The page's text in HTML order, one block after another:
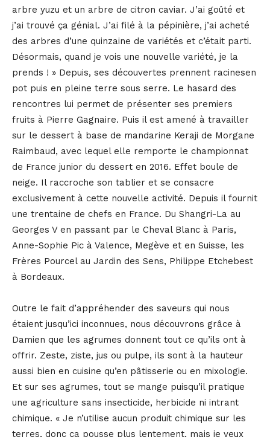
arbre yuzu et un arbre de citron caviar. J’ai goûté et
j’ai trouvé ça génial. J’ai filé à la pépinière, j’ai acheté
des arbres d’une quinzaine de variétés et c’était parti.
Désormais, quand je vois une nouvelle variété, je la
prends ! » Depuis, ses découvertes prennent racinesen
pot puis en pleine terre sous serre. Le hasard des
rencontres lui permet de présenter ses premiers
fruits à Pierre Gagnaire. Puis il est amené à travailler
sur le dessert à base de mandarine Keraji de Morgane
Raimbaud, avec lequel elle remporte le championnat
de France junior du dessert en 2016. Effet boule de
neige. Il raccroche son tablier et se consacre
exclusivement à cette nouvelle activité. Depuis il fournit
une trentaine de chefs en France. Du Shangri-La au
Georges V en passant par le Cheval Blanc à Paris,
Anne-Sophie Pic à Valence, Megève et en Suisse, les
Frères Pourcel au Jardin des Sens, Philippe Etchebest
à Bordeaux.
Outre le fait d’appréhender des saveurs qui nous
étaient jusqu’ici inconnues, nous découvrons grâce à
Damien que les agrumes donnent tout ce qu’ils ont à
offrir. Zeste, ziste, jus ou pulpe, ils sont à la hauteur
aussi bien en cuisine qu’en pâtisserie ou en mixologie.
Et sur ses agrumes, tout se mange puisqu’il pratique
une agriculture sans insecticide, herbicide ni intrant
chimique. « Je n’utilise aucun produit chimique sur les
terres, donc ça pousse plus lentement, mais je veux